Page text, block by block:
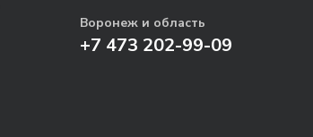
Воронеж и область
+7 473 202-99-09